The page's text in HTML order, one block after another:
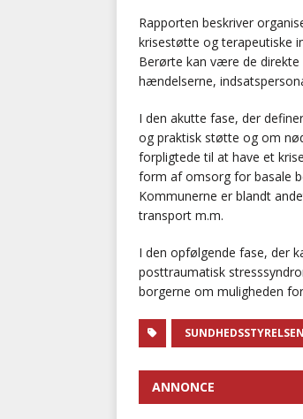
Rapporten beskriver
krisestøtte og terapeutiske
Berørte kan være de
hændelserne,
I den akutte fase, der
og praktisk støtte og om
forpligtede til at have et
form af omsorg for basale
Kommunerne er blandt
transport m.m.
I den opfølgende fase, der
posttraumatisk
borgerne om muligheden
SUNDHEDSSTYRELSEN
ANNONCE